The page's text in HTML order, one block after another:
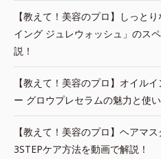
【教えて！美容のプロ】しっと
イング ジュレウォッシュ」のス
説！
【教えて！美容のプロ】オイル
ー グロウプレセラムの魅力と使
【教えて！美容のプロ】ヘアマ
3STEPケア方法を動画で解説！